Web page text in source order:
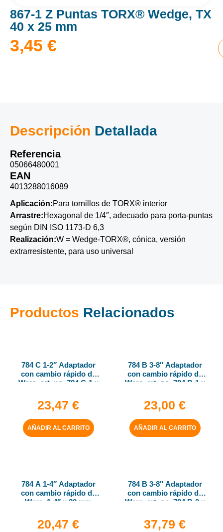
867-1 Z Puntas TORX® Wedge, TX
40 x 25 mm
3,45 €
Descripción Detallada
Referencia
05066480001
EAN
4013288016089
Aplicación:Para tornillos de TORX® interior
Arrastre:Hexagonal de 1/4″, adecuado para porta-puntas
según DIN ISO 1173-D 6,3
Realización:W = Wedge-TORX®, cónica, versión
extrarresistente, para uso universal
Productos Relacionados
784 C 1-2″ Adaptador
con cambio rápido de
Wera, art. no. 784 C-1 x
23,47 €
AÑADIR AL CARRITO
784 B 3-8″ Adaptador
con cambio rápido de
Wera, art. no. 784 B-1 x
23,00 €
AÑADIR AL CARRITO
784 A 1-4″ Adaptador
con cambio rápido de
Wera, 1-4″ x 30 mm
20,47 €
784 B 3-8″ Adaptador
con cambio rápido de
Wera, art. no. 784 B-2 x
37,79 €